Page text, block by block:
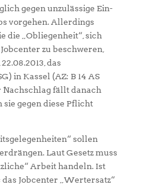
gegen unzulässige Ein-
vorgehen. Allerdings
die „Obliegenheit“, sich
zu beschweren,
das
in Kassel (AZ: B 14 AS
Nachschlag fällt danach
sie gegen diese Pflicht
sollen
Laut Gesetz muss
Arbeit handeln. Ist
Jobcenter „Wertersatz“